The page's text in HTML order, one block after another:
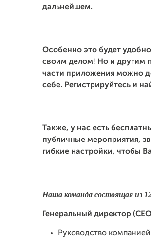
дальнейшем.
Особенно это будет
своим делом! Но и другим
части приложения можно
себе. Регистрируйтесь и
Также, у нас есть
публичные мероприятия,
гибкие настройки, чтобы
Наша команда состоящая из
Генеральный директор
Руководство